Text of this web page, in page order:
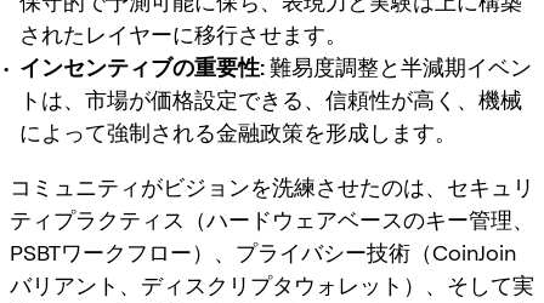
されたレイヤーに移行させます。
インセンティブの重要性:難易度調整と半減期イベン
トは、市場が価格設定できる、信頼性が高く、機械
によって強制される金融政策を形成します。
コミュニティがビジョンを洗練させたのは、セキュリ
ティプラクティス（ハードウェアベースのキー管理、
PSBTワークフロー）、プライバシー技術（CoinJoin
バリアント、ディスクリプタウォレット）、そして実